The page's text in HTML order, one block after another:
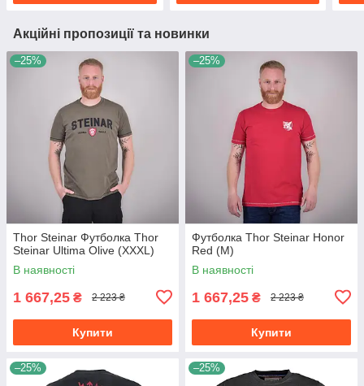
Акційні пропозиції та новинки
–25%
Thor Steinar Футболка Thor
Steinar Ultima Olive (XXXL)
В наявності
1 667,25 ₴ 2 223 ₴
Купити
–25%
Футболка Thor Steinar Honor
Red (M)
В наявності
1 667,25 ₴ 2 223 ₴
Купити
–25% –25%